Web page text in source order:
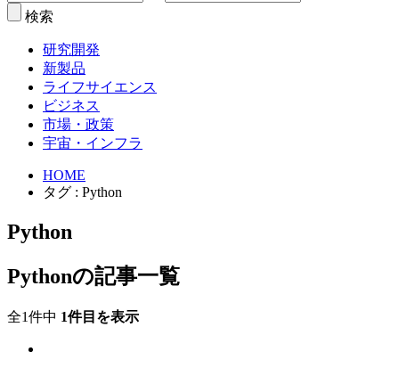
検索
研究開発
新製品
ライフサイエンス
ビジネス
市場・政策
宇宙・インフラ
HOME
タグ : Python
Python
Pythonの記事一覧
全1件中 1件目を表示